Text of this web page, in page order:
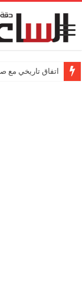
اتفاق تاريخي مع صندوق
درجات الحرارة